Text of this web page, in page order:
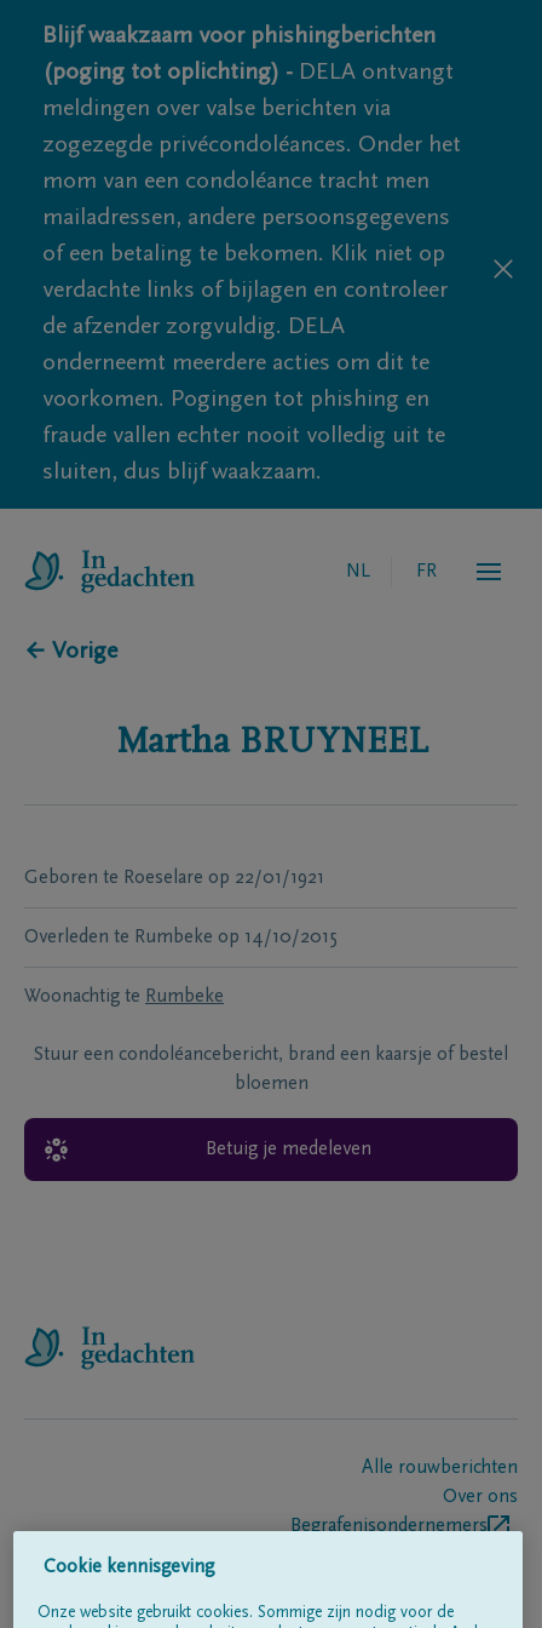
Blijf waakzaam voor phishingberichten
(poging tot oplichting) - DELA ontvangt
meldingen over valse berichten via
zogezegde privécondoléances. Onder het
mom van een condoléance tracht men
mailadressen, andere persoonsgegevens
of een betaling te bekomen. Klik niet op
verdachte links of bijlagen en controleer
de afzender zorgvuldig. DELA
onderneemt meerdere acties om dit te
voorkomen. Pogingen tot phishing en
fraude vallen echter nooit volledig uit te
sluiten, dus blijf waakzaam.
NL FR
← Vorige
Martha BRUYNEEL
Geboren te Roeselare op 22/01/1921
Overleden te Rumbeke op 14/10/2015
Woonachtig te Rumbeke
Stuur een condoléancebericht, brand een kaarsje of bestel
bloemen
Betuig je medeleven
Alle rouwberichten
Over ons
Begrafenisondernemers
Cookie kennisgeving
Onze website gebruikt cookies. Sommige zijn nodig voor de